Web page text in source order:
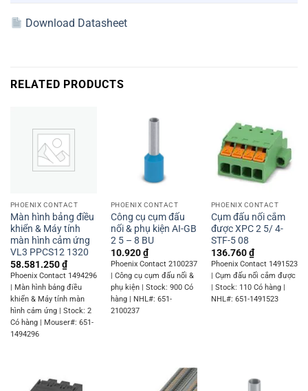
Download Datasheet
RELATED PRODUCTS
PHOENIX CONTACT
Màn hình bảng điều
khiển & Máy tính
màn hình cảm ứng
VL3 PPCS12 1320
58.581.250₫
Phoenix Contact 1494296
| Màn hình bảng điều
khiển & Máy tính màn
hình cảm ứng | Stock: 2
Có hàng | Mouser#: 651-
1494296
PHOENIX CONTACT
Công cụ cụm đấu
nối & phụ kiện AI-GB
2 5 – 8 BU
10.920₫
Phoenix Contact 2100237
| Công cụ cụm đấu nối &
phụ kiện | Stock: 900 Có
hàng | NHL#: 651-
2100237
PHOENIX CONTACT
Cụm đấu nối cắm
được XPC 2 5/ 4-
STF-5 08
136.760₫
Phoenix Contact 1491523
| Cụm đấu nối cắm được
| Stock: 110 Có hàng |
NHL#: 651-1491523